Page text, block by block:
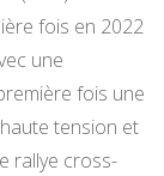
fois en 2022
une
fois une
tension et
rallye cross-